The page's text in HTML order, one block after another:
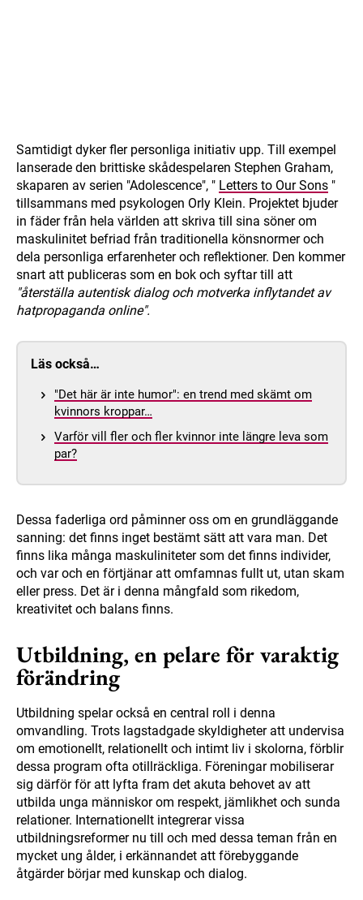
Samtidigt dyker fler personliga initiativ upp. Till exempel
lanserade den brittiske skådespelaren Stephen Graham,
skaparen av serien "Adolescence", " Letters to Our Sons "
tillsammans med psykologen Orly Klein. Projektet bjuder
in fäder från hela världen att skriva till sina söner om
maskulinitet befriad från traditionella könsnormer och
dela personliga erfarenheter och reflektioner. Den kommer
snart att publiceras som en bok och syftar till att
"återställa autentisk dialog och motverka inflytandet av
hatpropaganda online".
Läs också…
"Det här är inte humor": en trend med skämt om
kvinnors kroppar…
Varför vill fler och fler kvinnor inte längre leva som
par?
Dessa faderliga ord påminner oss om en grundläggande
sanning: det finns inget bestämt sätt att vara man. Det
finns lika många maskuliniteter som det finns individer,
och var och en förtjänar att omfamnas fullt ut, utan skam
eller press. Det är i denna mångfald som rikedom,
kreativitet och balans finns.
Utbildning, en pelare för varaktig
förändring
Utbildning spelar också en central roll i denna
omvandling. Trots lagstadgade skyldigheter att undervisa
om emotionellt, relationellt och intimt liv i skolorna, förblir
dessa program ofta otillräckliga. Föreningar mobiliserar
sig därför för att lyfta fram det akuta behovet av att
utbilda unga människor om respekt, jämlikhet och sunda
relationer. Internationellt integrerar vissa
utbildningsreformer nu till och med dessa teman från en
mycket ung ålder, i erkännandet att förebyggande
åtgärder börjar med kunskap och dialog.